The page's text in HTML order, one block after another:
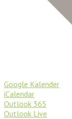
Google Kalender
iCalendar
Outlook 365
Outlook Live